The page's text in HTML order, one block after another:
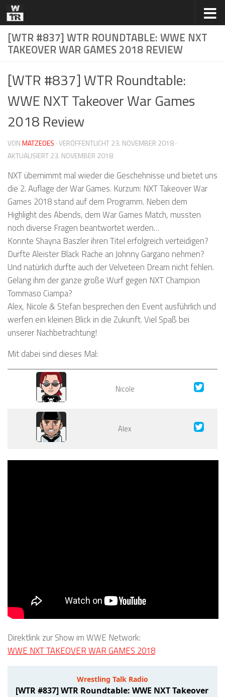
Zum Inhalt springen
[WTR #837] WTR ROUNDTABLE: WWE NXT
TAKEOVER WAR GAMES 2018 REVIEW
[WTR #837] WTR Roundtable:
WWE NXT Takeover War Games
2018 Review
VONMATZEOES · VERÖFFENTLICHT23. NOVEMBER 2018·
AKTUALISIERT23. NOVEMBER 2018
NXT übernimmt mal wieder die Geschehnisse und bietet uns
die 2. Auflage der War Games. Kurzum: NXT Takeover War
Games 2018 stand auf dem Programm. Neben dem
Highlight des Abends, dem War Games Match, mussten
noch diverse Fragen beantwortet werden…
Konnte Shayna Baszler ihren Titel erfolgreich verteidigen?
Durfte Aleister Black Rache an Johnny Gargano nehmen?
Und natürlich durfte auch der Velveteen Dream nicht fehlen.
Gelang ihm der ganze große Wurf gegen NXT Champion
Tommaso Ciampa?
Alex, Nicole & Stefan besprechen den Event ausführlich und
werfen ein kleinen Blick in die Zukunft. Viel Spaß bei
unserer Nachbetrachtung!
Mit dabei sind dieses Mal:
Nicole
Alex
Direktlink zur Show im WWE Network:
WWE NXT TAKEOVER WAR GAMES 2018